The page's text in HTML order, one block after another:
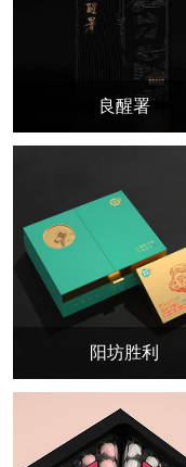
良醒署
阳坊胜利